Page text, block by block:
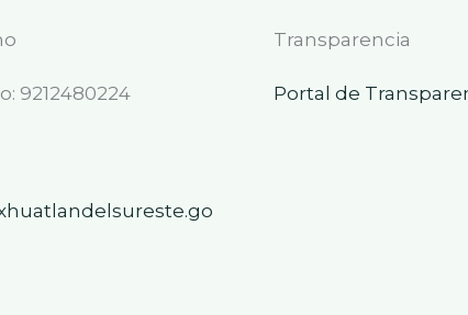
9212480224
Transparencia
Portal de